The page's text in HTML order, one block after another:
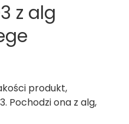
z alg
produkt,
Pochodzi ona z alg,